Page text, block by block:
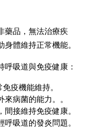
藥品，無法治療疾
體維持正常機能。
呼吸道與免疫健康：
疫機能維持。
病菌的能力。。
間接維持免疫健康。
呼吸道的發炎問題。